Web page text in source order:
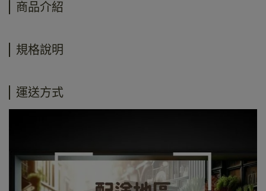
商品介紹
規格說明
運送方式